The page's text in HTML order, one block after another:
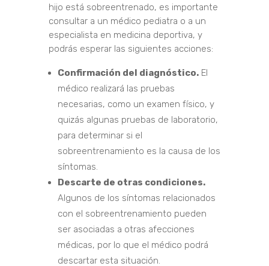
hijo está sobreentrenado, es importante
consultar a un médico pediatra o a un
especialista en medicina deportiva, y
podrás esperar las siguientes acciones:
Confirmación del diagnóstico.El
médico realizará las pruebas
necesarias, como un examen físico, y
quizás algunas pruebas de laboratorio,
para determinar si el
sobreentrenamiento es la causa de los
síntomas.
Descarte de otras condiciones.
Algunos de los síntomas relacionados
con el sobreentrenamiento pueden
ser asociadas a otras afecciones
médicas, por lo que el médico podrá
descartar esta situación.